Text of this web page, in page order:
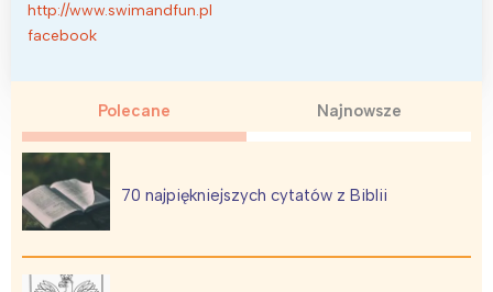
http://www.swimandfun.pl
facebook
Polecane Najnowsze
70 najpiękniejszych cytatów z Biblii